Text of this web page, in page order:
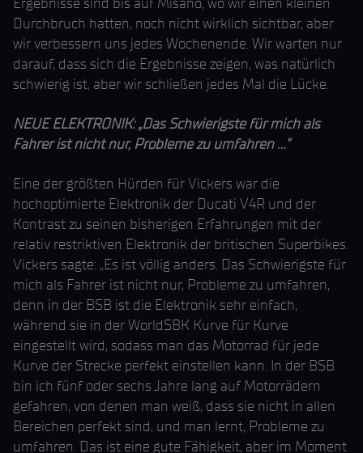
Durchbruch hatten, noch nicht wirklich sichtbar, aber
wir verbessern uns jedes Wochenende. Wir warten nur
darauf, dass sich die Ergebnisse zeigen, was natürlich
schwierig ist, aber wir schließen jedes Mal die Lücke.
NEUE ELEKTRONIK: „Das Schwierigste für mich als
Fahrer ist nicht nur, Probleme zu umfahren ...“
Eine der größten Hürden für Vickers war die
hochoptimierte Elektronik der Ducati V4R und der
Kontrast zu seinen bisherigen Erfahrungen mit der
relativ restriktiven Elektronik der britischen Superbikes.
Vickers sagte: „Es ist völlig anders. Das Schwierigste für
mich als Fahrer ist nicht nur, Probleme zu umfahren,
denn in der BSB ist die Elektronik sehr einfach,
während sie in der WorldSBK Kurve für Kurve
eingestellt wird, sodass man das Motorrad für jede
Kurve der Strecke perfekt einstellen kann. In der BSB
bin ich fünf oder sechs Jahre lang auf Motorrädern
gefahren, von denen man weiß, dass sie nicht in allen
Bereichen perfekt sind, und man lernt, Probleme zu
umfahren. Das ist eine gute Fähigkeit, aber im Moment